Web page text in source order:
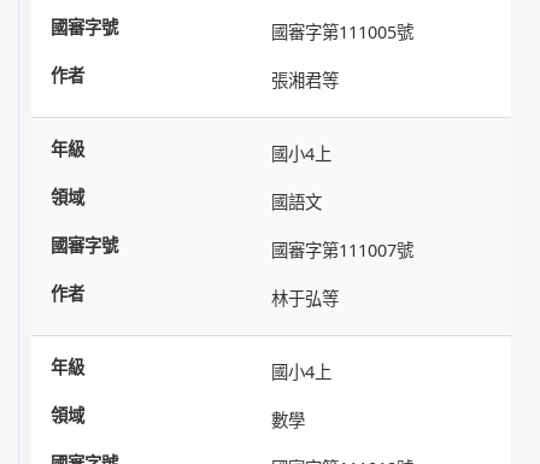
國審字第111005號
張湘君等
國小4上
國語文
國審字第111007號
林于弘等
國小4上
數學